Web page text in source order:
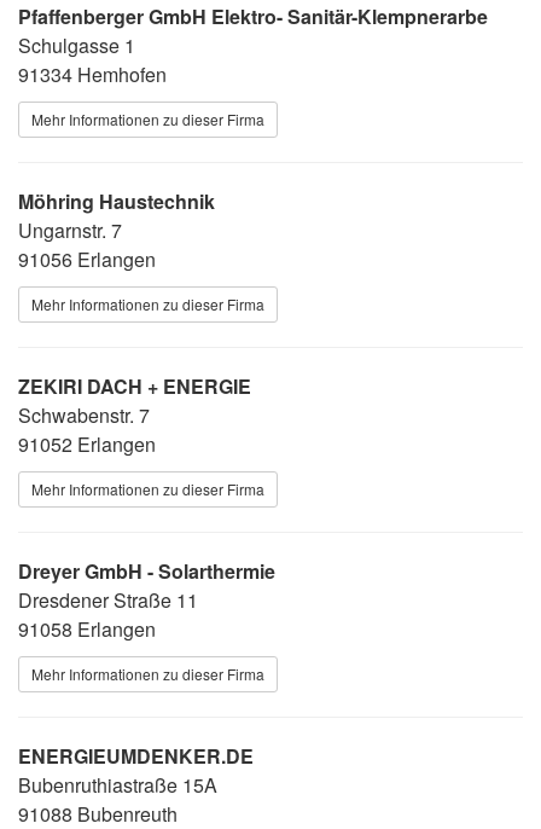
Pfaffenberger GmbH Elektro- Sanitär-Klempnerarbe
Schulgasse 1
91334 Hemhofen
Mehr Informationen zu dieser Firma
Möhring Haustechnik
Ungarnstr. 7
91056 Erlangen
Mehr Informationen zu dieser Firma
ZEKIRI DACH + ENERGIE
Schwabenstr. 7
91052 Erlangen
Mehr Informationen zu dieser Firma
Dreyer GmbH - Solarthermie
Dresdener Straße 11
91058 Erlangen
Mehr Informationen zu dieser Firma
ENERGIEUMDENKER.DE
Bubenruthiastraße 15A
91088 Bubenreuth